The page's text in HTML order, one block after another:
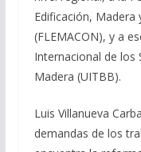
Edificación, Madera
(FLEMACON), y a
Internacional de los
Madera (UITBB).
Luis Villanueva
demandas de los